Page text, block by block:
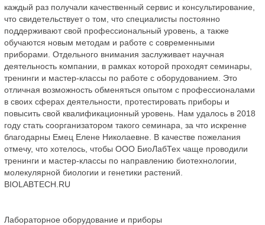
каждый раз получали качественный сервис и консультирование,
что свидетельствует о том, что специалисты постоянно
поддерживают свой профессиональный уровень, а также
обучаются новым методам и работе с современными
приборами. Отдельного внимания заслуживает научная
деятельность компании, в рамках которой проходят семинары,
тренинги и мастер-классы по работе с оборудованием. Это
отличная возможность обменяться опытом с профессионалами
в своих сферах деятельности, протестировать приборы и
повысить свой квалификационный уровень. Нам удалось в 2018
году стать соорганизатором такого семинара, за что искренне
благодарны Емец Елене Николаевне. В качестве пожелания
отмечу, что хотелось, чтобы ООО БиоЛабТех чаще проводили
тренинги и мастер-классы по направлению биотехнологии,
молекулярной биологии и генетики растений.
BIOLABTECH.RU
Лабораторное оборудование и приборы